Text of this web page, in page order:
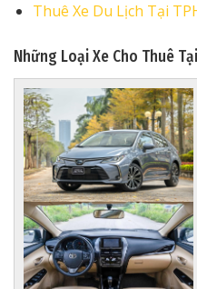
Thuê Xe Du Lịch Tại
Những Loại Xe Cho Thuê